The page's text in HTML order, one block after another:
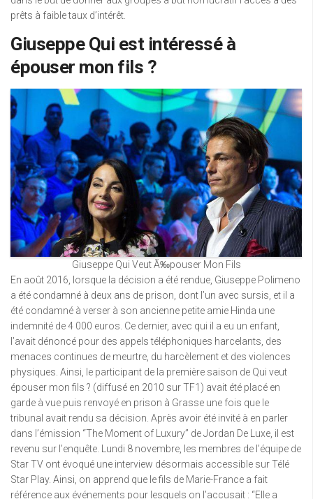
prêts à faible taux d’intérêt.
Giuseppe Qui est intéressé à
épouser mon fils ?
Giuseppe Qui Veut Ã‰pouser Mon Fils
En août 2016, lorsque la décision a été rendue, Giuseppe Polimeno
a été condamné à deux ans de prison, dont l’un avec sursis, et il a
été condamné à verser à son ancienne petite amie Hinda une
indemnité de 4 000 euros. Ce dernier, avec qui il a eu un enfant,
l’avait dénoncé pour des appels téléphoniques harcelants, des
menaces continues de meurtre, du harcèlement et des violences
physiques. Ainsi, le participant de la première saison de Qui veut
épouser mon fils ? (diffusé en 2010 sur TF1) avait été placé en
garde à vue puis renvoyé en prison à Grasse une fois que le
tribunal avait rendu sa décision. Après avoir été invité à en parler
dans l’émission “The Moment of Luxury” de Jordan De Luxe, il est
revenu sur l’enquête. Lundi 8 novembre, les membres de l’équipe de
Star TV ont évoqué une interview désormais accessible sur Télé
Star Play. Ainsi, on apprend que le fils de Marie-France a fait
référence aux événements pour lesquels on l’accusait : “Elle a